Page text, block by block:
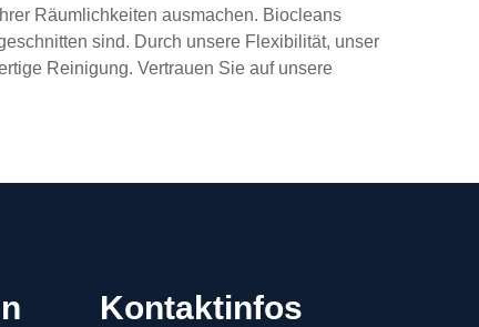
Räumlichkeiten ausmachen. Biocleans
sind. Durch unsere Flexibilität, unser
Reinigung. Vertrauen Sie auf unsere
Kontaktinfos